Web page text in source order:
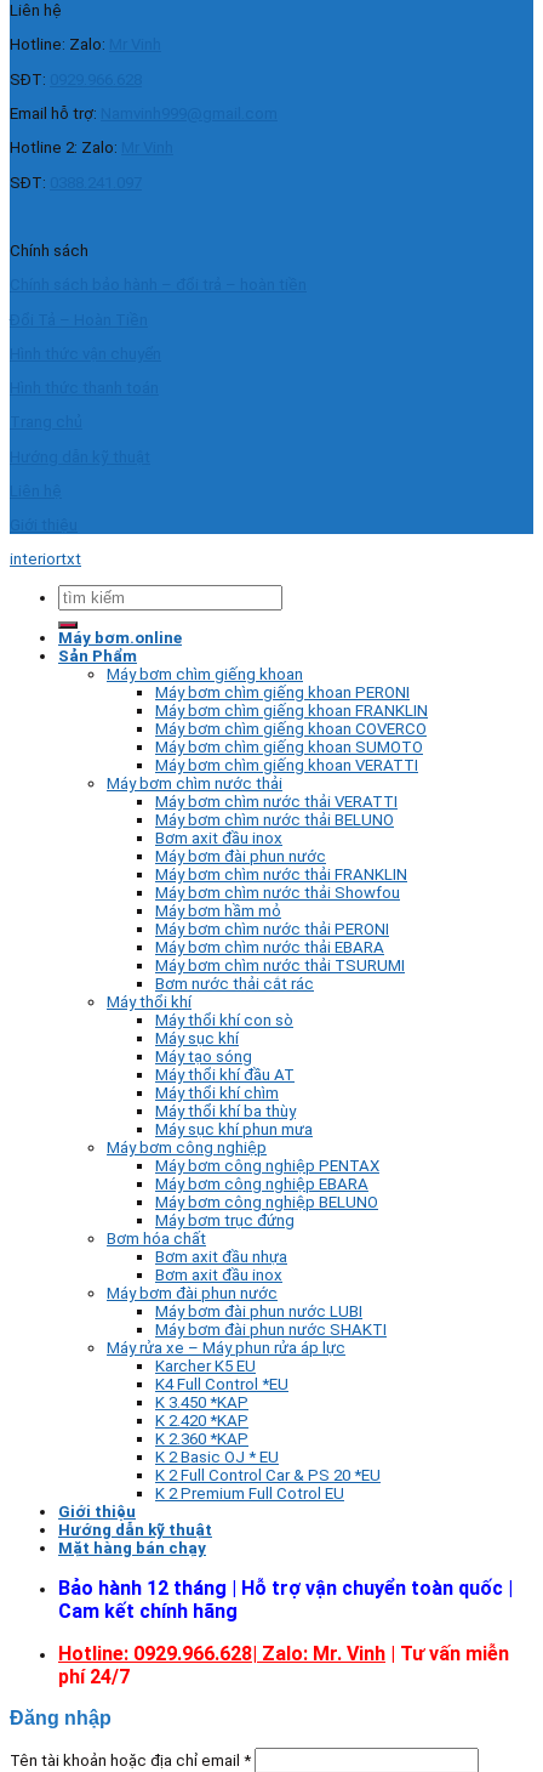
Liên hệ
Hotline: Zalo:
SĐT:
Email hỗ trợ:
Hotline 2: Zalo:
SĐT:
Chính sách
interiortxt
Tìm
kiếm:
Máy bơm.online
Sản Phẩm
Máy bơm chìm giếng khoan
Máy bơm chìm giếng khoan PERONI
Máy bơm chìm giếng khoan FRANKLIN
Máy bơm chìm giếng khoan COVERCO
Máy bơm chìm giếng khoan SUMOTO
Máy bơm chìm giếng khoan VERATTI
Máy bơm chìm nước thải
Máy bơm chìm nước thải VERATTI
Máy bơm chìm nước thải BELUNO
Bơm axit đầu inox
Máy bơm đài phun nước
Máy bơm chìm nước thải FRANKLIN
Máy bơm chìm nước thải Showfou
Máy bơm hầm mỏ
Máy bơm chìm nước thải PERONI
Máy bơm chìm nước thải EBARA
Máy bơm chìm nước thải TSURUMI
Bơm nước thải cắt rác
Máy thổi khí
Máy thổi khí con sò
Máy sục khí
Máy tạo sóng
Máy thổi khí đầu AT
Máy thổi khí chìm
Máy thổi khí ba thùy
Máy sục khí phun mưa
Máy bơm công nghiệp
Máy bơm công nghiệp PENTAX
Máy bơm công nghiệp EBARA
Máy bơm công nghiệp BELUNO
Máy bơm trục đứng
Bơm hóa chất
Bơm axit đầu nhựa
Bơm axit đầu inox
Máy bơm đài phun nước
Máy bơm đài phun nước LUBI
Máy bơm đài phun nước SHAKTI
Máy rửa xe – Máy phun rửa áp lực
Karcher K5 EU
K4 Full Control *EU
K 3.450 *KAP
K 2.420 *KAP
K 2.360 *KAP
K 2 Basic OJ * EU
K 2 Full Control Car & PS 20 *EU
K 2 Premium Full Cotrol EU
Giới thiệu
Hướng dẫn kỹ thuật
Mặt hàng bán chạy
Bảo hành 12 tháng | Hỗ trợ vận chuyển toàn quốc |
Cam kết chính hãng
Hotline: 0929.966.628| Zalo: Mr. Vinh | Tư vấn miễn
phí 24/7
Đăng nhập
Tên tài khoản hoặc địa chỉ email *